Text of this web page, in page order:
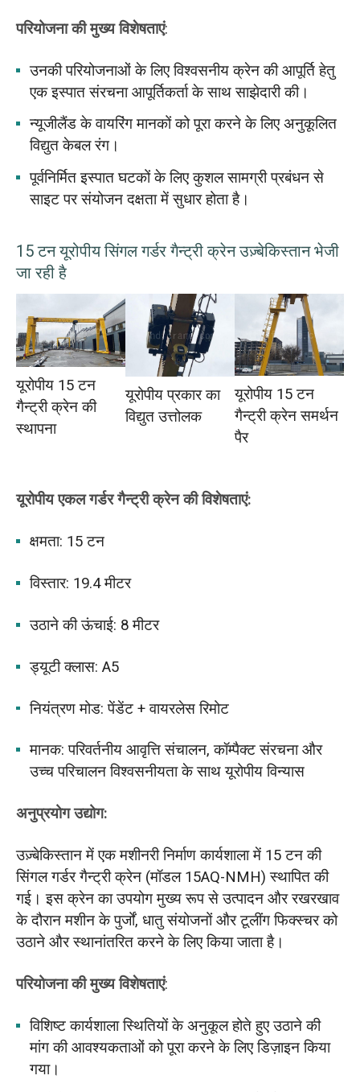
परियोजना की मुख्य विशेषताएं:
उनकी परियोजनाओं के लिए विश्वसनीय क्रेन की आपूर्ति हेतु
एक इस्पात संरचना आपूर्तिकर्ता के साथ साझेदारी की।
न्यूजीलैंड के वायरिंग मानकों को पूरा करने के लिए अनुकूलित
विद्युत केबल रंग।
पूर्वनिर्मित इस्पात घटकों के लिए कुशल सामग्री प्रबंधन से
साइट पर संयोजन दक्षता में सुधार होता है।
15 टन यूरोपीय सिंगल गर्डर गैन्ट्री क्रेन उज़्बेकिस्तान भेजी
जा रही है
यूरोपीय 15 टन
गैन्ट्री क्रेन की
स्थापना
यूरोपीय प्रकार का
विद्युत उत्तोलक
यूरोपीय 15 टन
गैन्ट्री क्रेन समर्थन
पैर
यूरोपीय एकल गर्डर गैन्ट्री क्रेन की विशेषताएं:
क्षमता: 15 टन
विस्तार: 19.4 मीटर
उठाने की ऊंचाई: 8 मीटर
ड्यूटी क्लास: A5
नियंत्रण मोड: पेंडेंट + वायरलेस रिमोट
मानक: परिवर्तनीय आवृत्ति संचालन, कॉम्पैक्ट संरचना और
उच्च परिचालन विश्वसनीयता के साथ यूरोपीय विन्यास
अनुप्रयोग उद्योग:
उज़्बेकिस्तान में एक मशीनरी निर्माण कार्यशाला में 15 टन की
सिंगल गर्डर गैन्ट्री क्रेन (मॉडल 15AQ-NMH) स्थापित की
गई। इस क्रेन का उपयोग मुख्य रूप से उत्पादन और रखरखाव
के दौरान मशीन के पुर्जों, धातु संयोजनों और टूलींग फिक्स्चर को
उठाने और स्थानांतरित करने के लिए किया जाता है।
परियोजना की मुख्य विशेषताएं:
विशिष्ट कार्यशाला स्थितियों के अनुकूल होते हुए उठाने की
मांग की आवश्यकताओं को पूरा करने के लिए डिज़ाइन किया
गया।